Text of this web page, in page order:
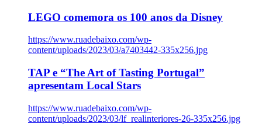
LEGO comemora os 100 anos da Disney
https://www.ruadebaixo.com/wp-
content/uploads/2023/03/a7403442-335x256.jpg
TAP e “The Art of Tasting Portugal”
apresentam Local Stars
https://www.ruadebaixo.com/wp-
content/uploads/2023/03/lf_realinteriores-26-335x256.jpg